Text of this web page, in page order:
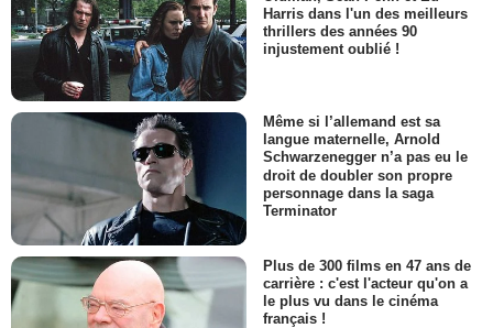
Harris dans l'un des meilleurs
thrillers des années 90
injustement oublié !
Même si l’allemand est sa
langue maternelle, Arnold
Schwarzenegger n’a pas eu le
droit de doubler son propre
personnage dans la saga
Terminator
Plus de 300 films en 47 ans de
carrière : c'est l'acteur qu'on a
le plus vu dans le cinéma
français !